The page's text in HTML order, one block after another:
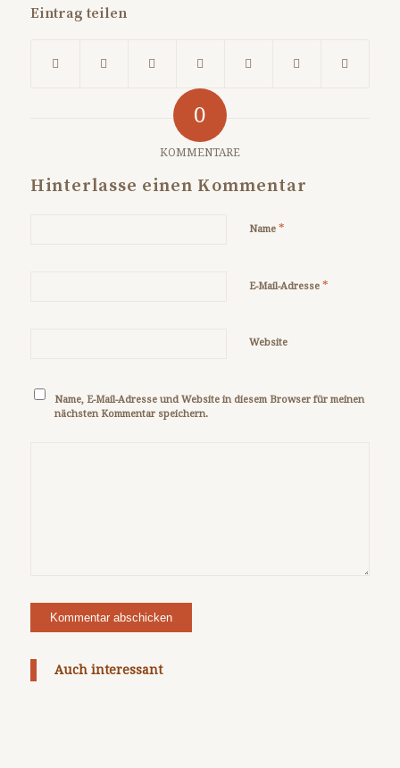
Eintrag teilen
0
KOMMENTARE
Hinterlasse einen Kommentar
Name *
E-Mail-Adresse *
Website
Name, E-Mail-Adresse und Website in diesem Browser für meinen
nächsten Kommentar speichern.
Auch interessant